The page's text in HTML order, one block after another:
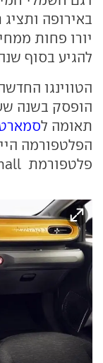
יורו פחות
להגיע בסוף
הטווינגו
הופסק בשנה
תאומה ל
הפלטפורמה
פלטפורמת AmpR Small המשותפת ל-